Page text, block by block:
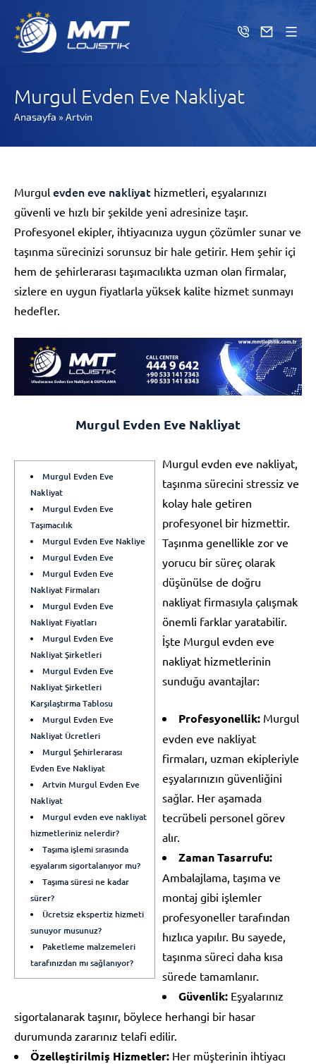
Murgul Evden Eve Nakliyat
Anasayfa » Artvin
Murgul evden eve nakliyat hizmetleri, eşyalarınızı
güvenli ve hızlı bir şekilde yeni adresinize taşır.
Profesyonel ekipler, ihtiyacınıza uygun çözümler sunar ve
taşınma sürecinizi sorunsuz bir hale getirir. Hem şehir içi
hem de şehirlerarası taşımacılıkta uzman olan firmalar,
sizlere en uygun fiyatlarla yüksek kalite hizmet sunmayı
hedefler.
Murgul Evden Eve Nakliyat
Murgul Evden Eve
Nakliyat
Murgul Evden Eve
Taşımacılık
Murgul Evden Eve Nakliye
Murgul Evden Eve
Murgul Evden Eve
Nakliyat Firmaları
Murgul Evden Eve
Nakliyat Fiyatları
Murgul Evden Eve
Nakliyat Şirketleri
Murgul Evden Eve
Nakliyat Şirketleri
Karşılaştırma Tablosu
Murgul Evden Eve
Nakliyat Ücretleri
Murgul Şehirlerarası
Evden Eve Nakliyat
Artvin Murgul Evden Eve
Nakliyat
Murgul evden eve nakliyat
hizmetleriniz nelerdir?
Taşıma işlemi sırasında
eşyalarım sigortalanıyor mu?
Taşıma süresi ne kadar
sürer?
Ücretsiz ekspertiz hizmeti
sunuyor musunuz?
Paketleme malzemeleri
tarafınızdan mı sağlanıyor?
Murgul evden eve nakliyat,
taşınma sürecini stressiz ve
kolay hale getiren
profesyonel bir hizmettir.
Taşınma genellikle zor ve
yorucu bir süreç olarak
düşünülse de doğru
nakliyat firmasıyla çalışmak
önemli farklar yaratabilir.
İşte Murgul evden eve
nakliyat hizmetlerinin
sunduğu avantajlar:
Profesyonellik: Murgul
evden eve nakliyat
firmaları, uzman ekipleriyle
eşyalarınızın güvenliğini
sağlar. Her aşamada
tecrübeli personel görev
alır.
Zaman Tasarrufu:
Ambalajlama, taşıma ve
montaj gibi işlemler
profesyoneller tarafından
hızlıca yapılır. Bu sayede,
taşınma süreci daha kısa
sürede tamamlanır.
Güvenlik: Eşyalarınız
sigortalanarak taşınır, böylece herhangi bir hasar
durumunda zararınız telafi edilir.
Özelleştirilmiş Hizmetler: Her müşterinin ihtiyacı